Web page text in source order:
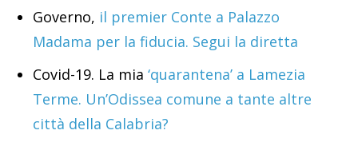
Governo, il premier Conte a Palazzo
Madama per la fiducia. Segui la diretta
Covid-19. La mia ‘quarantena’ a Lamezia
Terme. Un’Odissea comune a tante altre
città della Calabria?